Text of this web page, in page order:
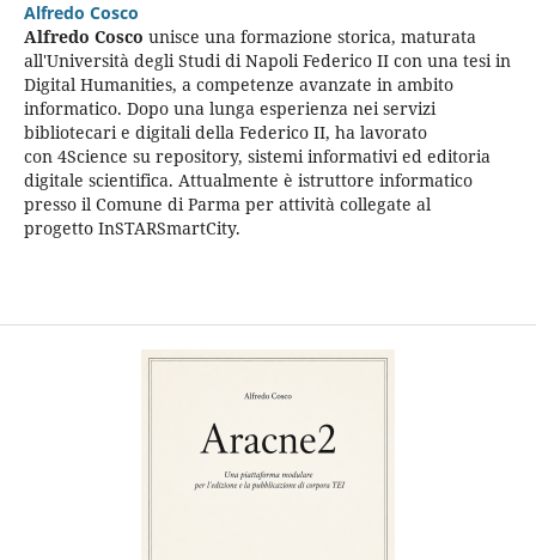
Alfredo Cosco
Alfredo Cosco unisce una formazione storica, maturata
all'Università degli Studi di Napoli Federico II con una tesi in
Digital Humanities, a competenze avanzate in ambito
informatico. Dopo una lunga esperienza nei servizi
bibliotecari e digitali della Federico II, ha lavorato
con 4Science su repository, sistemi informativi ed editoria
digitale scientifica. Attualmente è istruttore informatico
presso il Comune di Parma per attività collegate al
progetto InSTARSmartCity.